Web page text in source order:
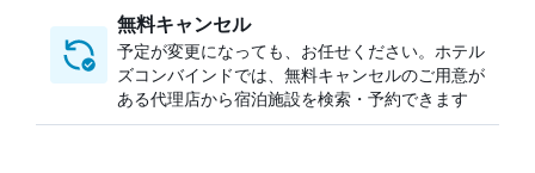
無料キャンセル
予定が変更になっても、お任せください。ホテル
ズコンバインドでは、無料キャンセルのご用意が
ある代理店から宿泊施設を検索・予約できます